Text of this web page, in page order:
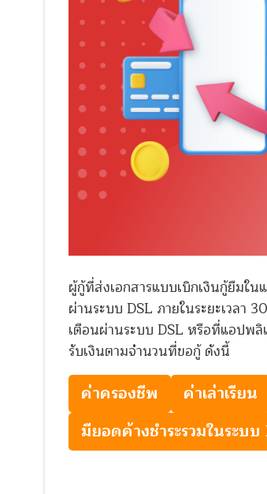
ผู้กู้ที่ส่งเอกสารแบบเบิกเงินกู้ยืมใ
ผ่านระบบ DSL ภายในระยะเวลา
เตือนผ่านระบบ DSL หรือที่แอปพ
รับเงินตามจำนวนที่ขอกู้ ดังนี้
ค่าครองชีพ ค่าเล่าเรียน
มียอดค้างชำระรวมในระบบ